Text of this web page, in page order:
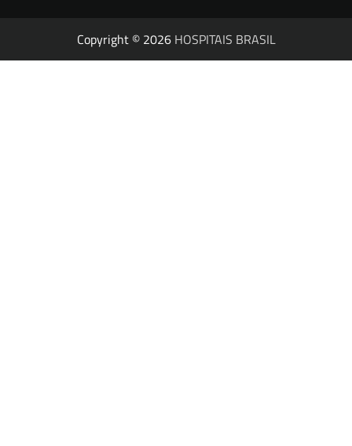
Copyright © 2026 HOSPITAIS BRASIL